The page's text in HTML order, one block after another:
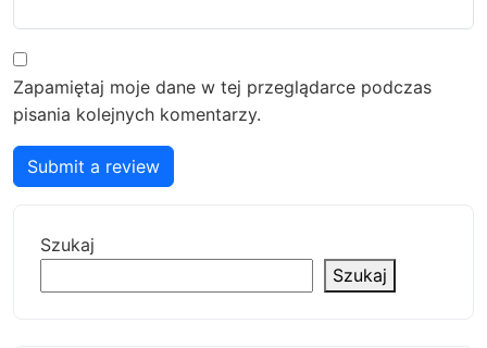
Zapamiętaj moje dane w tej przeglądarce podczas
pisania kolejnych komentarzy.
Submit a review
Szukaj
Szukaj